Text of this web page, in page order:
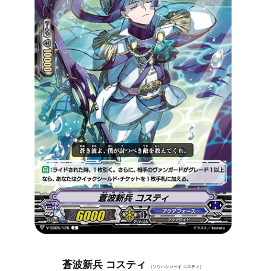
蒼波新兵 コスティ （ソウハシンペイ コスティ）